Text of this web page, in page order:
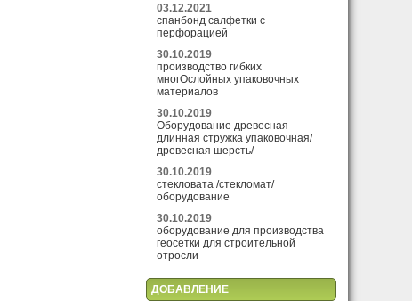
03.12.2021
спанбонд салфетки с
перфорацией
30.10.2019
производство гибких
многОслойных упаковочных
материалов
30.10.2019
Оборудование древесная
длинная стружка упаковочная/
древесная шерсть/
30.10.2019
стекловата /стекломат/
оборудование
30.10.2019
оборудование для производства
геосетки для строительной
отросли
ДОБАВЛЕНИЕ